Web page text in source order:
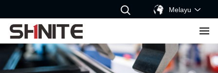
Melayu